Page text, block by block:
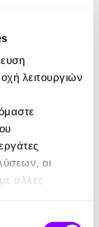
λειτουργιών
οι
άλλες